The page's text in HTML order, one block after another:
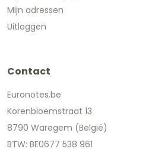
Mijn adressen
Uitloggen
Contact
Euronotes.be
Korenbloemstraat 13
8790 Waregem (België)
BTW: BE0677 538 961